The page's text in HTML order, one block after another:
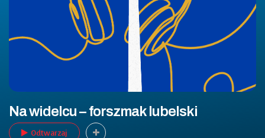
Na widelcu – forszmak lubelski
Odtwarzaj